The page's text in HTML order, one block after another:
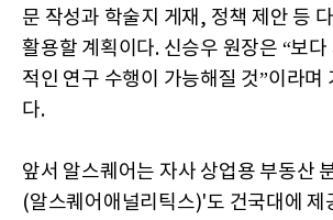
문 작성과 학술지 게재, 정책 제안 등
활용할 계획이다. 신승우 원장은 “보
적인 연구 수행이 가능해질 것”이라며
다.
앞서 알스퀘어는 자사 상업용 부동산
(알스퀘어애널리틱스)'도 건국대에 제